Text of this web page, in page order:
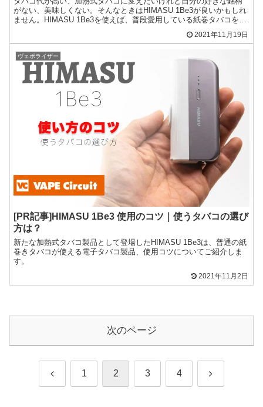
がない、美味しくない。そんなときはHIMASU 1Be3が良いかもしれ
ません。HIMASU 1Be3を使えば、普段愛用している紙巻タバコを加
2021年11月19日
ヴェポライザー
[PR記事]HIMASU 1Be3 使用のコツ｜使うタバコの選び
方は？
新たな加熱式タバコ製品として登場したHIMASU 1Be3は、普通の紙
巻きタバコが使える電子タバコ製品、使用コツについてご紹介しま
す。
2021年11月2日
次のページ
前 1 2 3 4 次